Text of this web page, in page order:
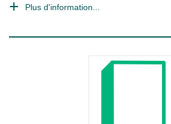
Plus d'information...